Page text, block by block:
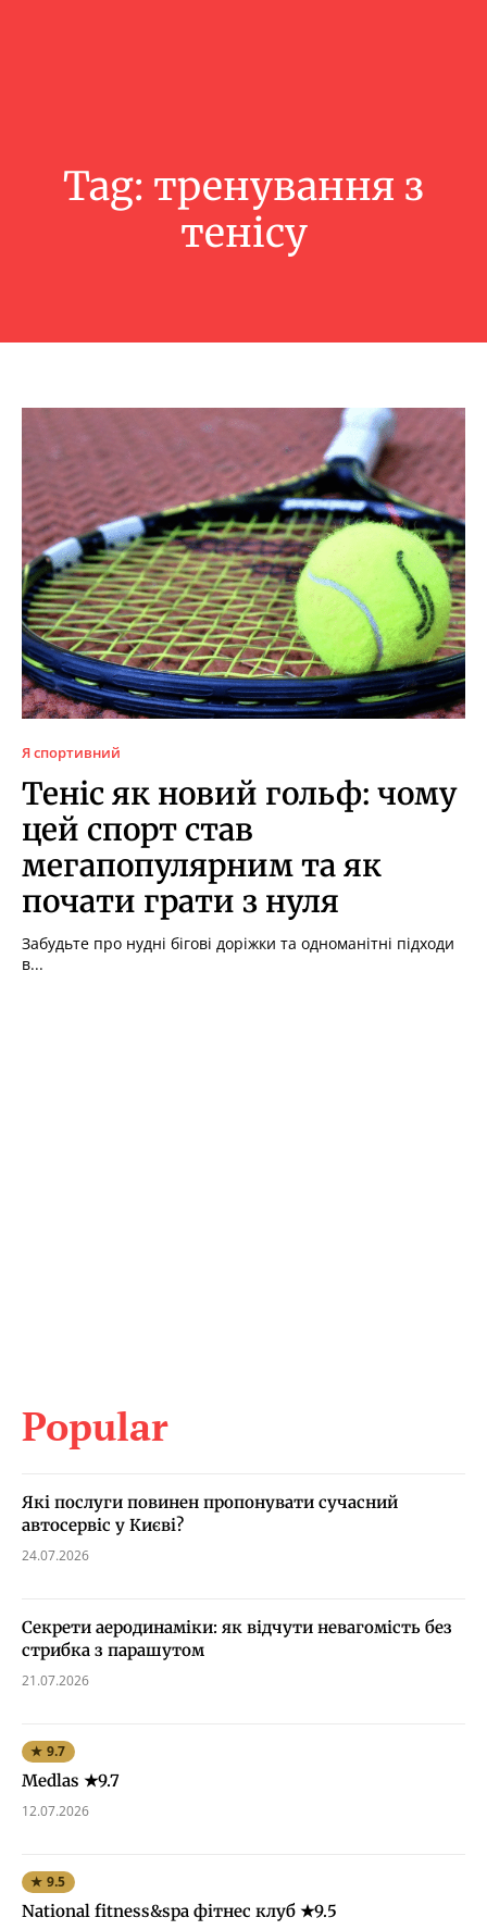
Tag: тренування з
тенісу
Я спортивний
Теніс як новий гольф: чому
цей спорт став
мегапопулярним та як
почати грати з нуля
Забудьте про нудні бігові доріжки та одноманітні підходи
в...
Popular
Які послуги повинен пропонувати сучасний
автосервіс у Києві?
24.07.2026
Секрети аеродинаміки: як відчути невагомість без
стрибка з парашутом
21.07.2026
★ 9.7
Medlas ★9.7
12.07.2026
★ 9.5
National fitness&spa фітнес клуб ★9.5